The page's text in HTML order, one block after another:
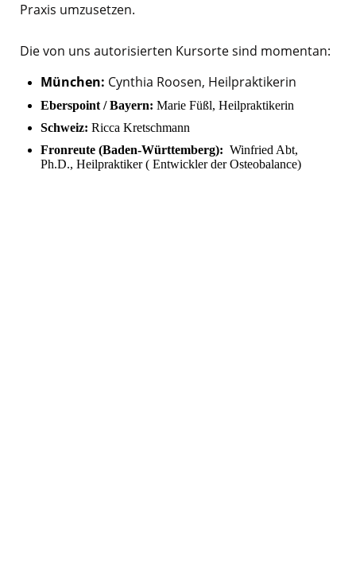
Praxis umzusetzen.
Die von uns autorisierten Kursorte sind momentan:
München: Cynthia Roosen, Heilpraktikerin
Eberspoint / Bayern: Marie Füßl, Heilpraktikerin
Schweiz: Ricca Kretschmann
Fronreute (Baden-Württemberg): Winfried Abt,
Ph.D., Heilpraktiker ( Entwickler der Osteobalance)